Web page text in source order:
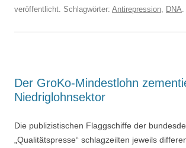
veröffentlicht. Schlagwörter: Antirepression DNA
Der GroKo-Mindestlohn
Niedriglohnsektor
Die publizistischen Flaggschiffe der
„Qualitätspresse“ schlagzeilten jeweils